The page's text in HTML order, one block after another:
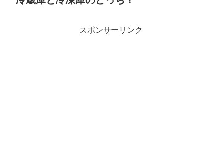
スポンサーリンク